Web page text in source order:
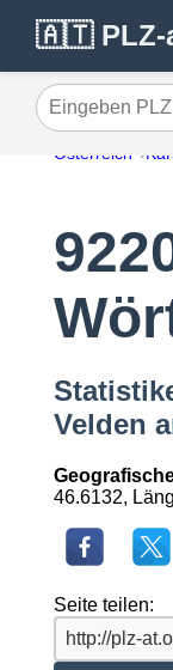
🇦🇹 PLZ-
Eingeben PLZ
Österreich
Velden
46.6132,
Seite teilen: